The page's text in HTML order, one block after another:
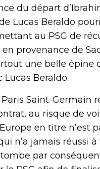
du départ
Lucas Beraldo
au PSG de
provenance de
une belle épine
Lucas Beraldo.
Paris Saint-Germain
au risque de
en titre n’est
n’a jamais réussi
par